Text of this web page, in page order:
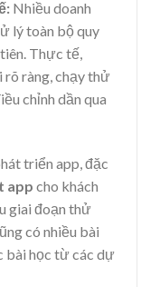
Nhiều doanh
lý toàn bộ quy
Thực tế,
ràng, chạy thử
chỉnh dần qua
triển app, đặc
app cho khách
giai đoạn thử
có nhiều bài
bài học từ các dự